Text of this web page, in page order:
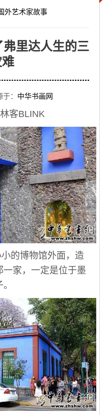
外艺术家故事
里达人生的三
： 中华书画网
客BLINK
的博物馆外面，造
家，一定是位于墨